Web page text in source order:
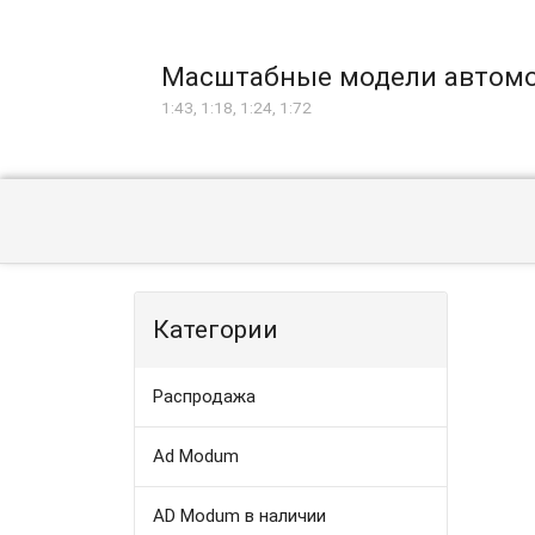
Масштабные модели
1:43, 1:18, 1:24, 1:72
Категории
Распродажа
Ad Modum
AD Modum в наличии